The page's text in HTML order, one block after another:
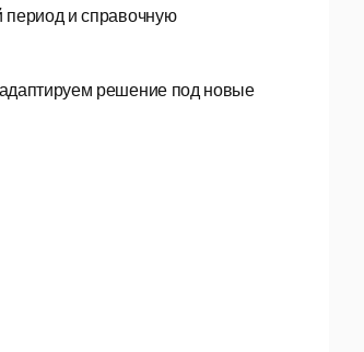
период и справочную
решение под новые